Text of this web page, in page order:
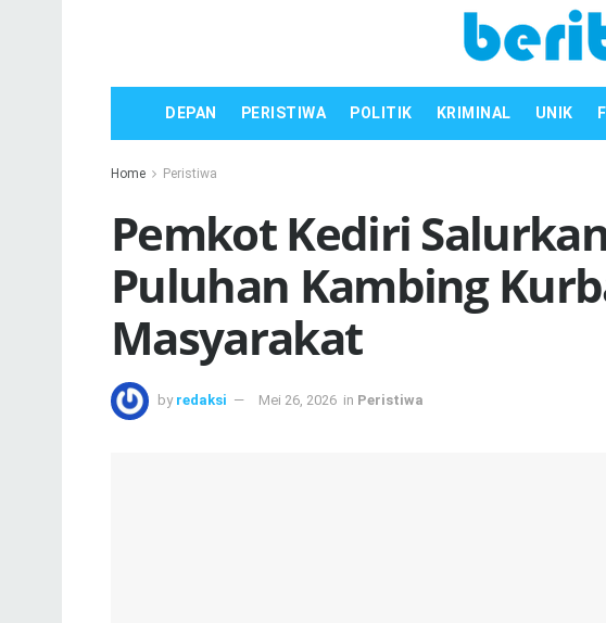
DEPAN PERISTIWA POLITIK KRIMINAL UNIK
Home Peristiwa
Pemkot Kediri
Puluhan Kambing
Masyarakat
by redaksi Mei 26, 2026 in Peristiwa